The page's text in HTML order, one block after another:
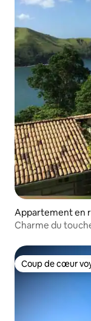
Appartement en
Charme du
Coup de cœur
Coup de cœur